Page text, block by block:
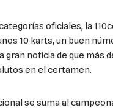
oficiales, la
10 karts, un buen
gran noticia de que más
en el certamen.
se suma al